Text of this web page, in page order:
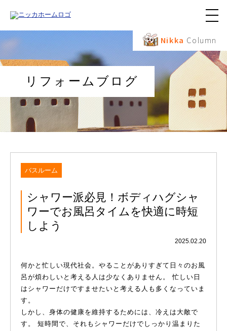
メ
ュ
ボ
タ
ン
Nikka Column
リフォームブログ
バスルーム
シャワー派必見！ボディハグシャ
ワーでお風呂タイムを快適に時短
しよう
2025.02.20
何かと忙しい現代社会。やることがありすぎて日々のお風
呂が煩わしいと考える人は少なくありません。 忙しい日
はシャワーだけですませたいと考える人も多くなっていま
す。
しかし、身体の健康を維持するためには、冷えは大敵で
す。 短時間で、それもシャワーだけでしっかり温まりた